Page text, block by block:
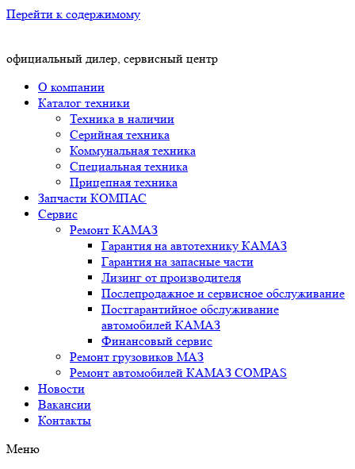
Перейти к содержимому
официальный дилер, сервисный центр
О компании
Каталог техники
Техника в наличии
Серийная техника
Коммунальная техника
Специальная техника
Прицепная техника
Запчасти КОМПАС
Сервис
Ремонт КАМАЗ
Гарантия на автотехнику КАМАЗ
Гарантия на запасные части
Лизинг от производителя
Послепродажное и сервисное обслуживание
Постгарантийное обслуживание
автомобилей КАМАЗ
Финансовый сервис
Ремонт грузовиков МАЗ
Ремонт автомобилей КАМАЗ COMPAS
Новости
Вакансии
Контакты
Меню